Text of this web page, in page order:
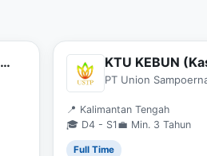
KTU KEBUN
Estate)
PT Union
📍 Kalimantan Tengah
🎓 D4 - S1 💼 Min. 3 Tahun
Full Time